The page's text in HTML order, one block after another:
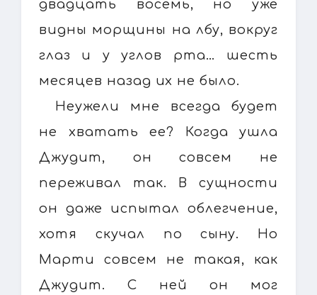
двадцать восемь, но уже
видны морщины на лбу, вокруг
глаз и у углов рта… шесть
месяцев назад их не было.
Неужели мне всегда будет
не хватать ее? Когда ушла
Джудит, он совсем не
переживал так. В сущности
он даже испытал облегчение,
хотя скучал по сыну. Но
Марти совсем не такая, как
Джудит. С ней он мог